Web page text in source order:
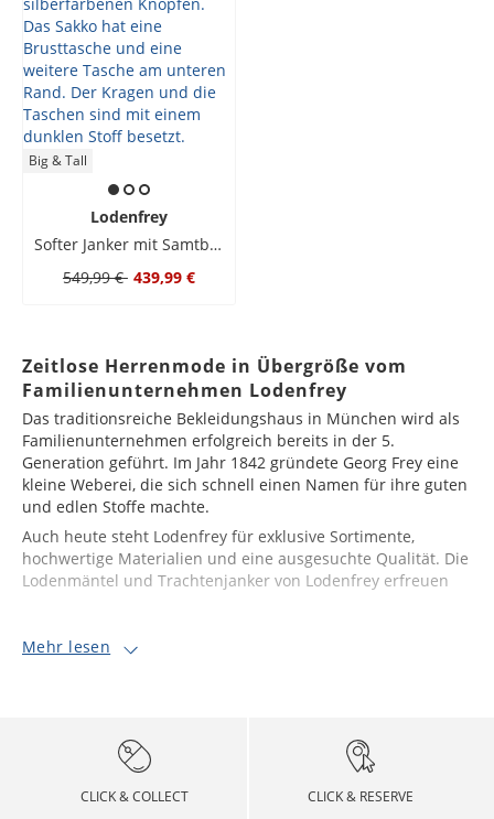
Big & Tall
Lodenfrey
Softer Janker mit Samtbesatz und Wappenknöpfen
549,99 € 439,99 €
Zeitlose Herrenmode in Übergröße vom
Familienunternehmen Lodenfrey
Das traditionsreiche Bekleidungshaus in München wird als
Familienunternehmen erfolgreich bereits in der 5.
Generation geführt. Im Jahr 1842 gründete Georg Frey eine
kleine Weberei, die sich schnell einen Namen für ihre guten
und edlen Stoffe machte.
Auch heute steht Lodenfrey für exklusive Sortimente,
hochwertige Materialien und eine ausgesuchte Qualität. Die
Lodenmäntel und Trachtenjanker von Lodenfrey erfreuen
Mehr lesen
CLICK & COLLECT CLICK & RESERVE